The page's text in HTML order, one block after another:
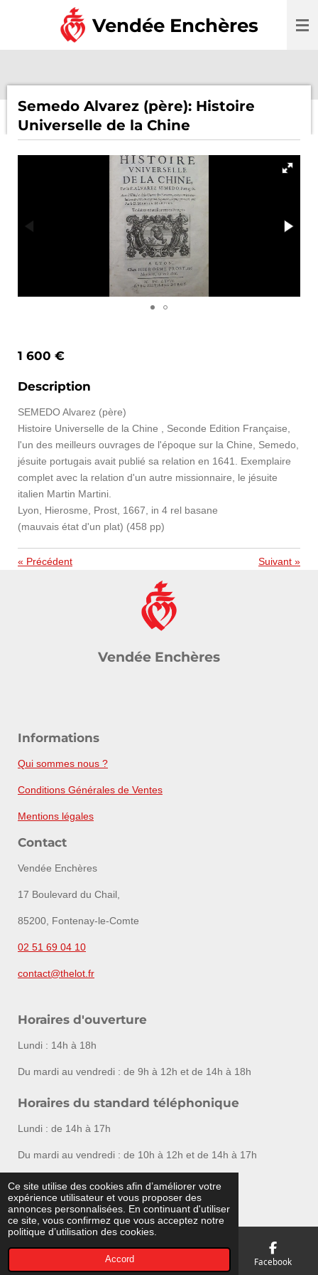
Ce site utilise des cookies afin d’améliorer votre
expérience utilisateur et vous proposer des
annonces personnalisées. En continuant d'utiliser
ce site, vous confirmez que vous acceptez notre
politique d’utilisation des cookies.
Accord
Vendée Enchères
Semedo Alvarez (père): Histoire
Universelle de la Chine
1 600 €
Description
SEMEDO Alvarez (père)
Histoire Universelle de la Chine , Seconde Edition Française,
l'un des meilleurs ouvrages de l'époque sur la Chine, Semedo,
jésuite portugais avait publié sa relation en 1641. Exemplaire
complet avec la relation d'un autre missionnaire, le jésuite
italien Martin Martini.
Lyon, Hierosme, Prost, 1667, in 4 rel basane
(mauvais état d'un plat) (458 pp)
« Précédent Suivant »
Vendée Enchères
Informations
Qui sommes nous ?
Conditions Générales de Ventes
Mentions légales
Contact
Vendée Enchères
17 Boulevard du Chail,
85200, Fontenay-le-Comte
02 51 69 04 10
contact@thelot.fr
Horaires d'ouverture
Lundi : 14h à 18h
Du mardi au vendredi : de 9h à 12h et de 14h à 18h
Horaires du standard téléphonique
Lundi : de 14h à 17h
Du mardi au vendredi : de 10h à 12h et de 14h à 17h
F
a
c
e
b
o
k
I
n
s
t
a
g
a
© Vendée Enchères - Agrément 2002-260
Téléphone Facebook